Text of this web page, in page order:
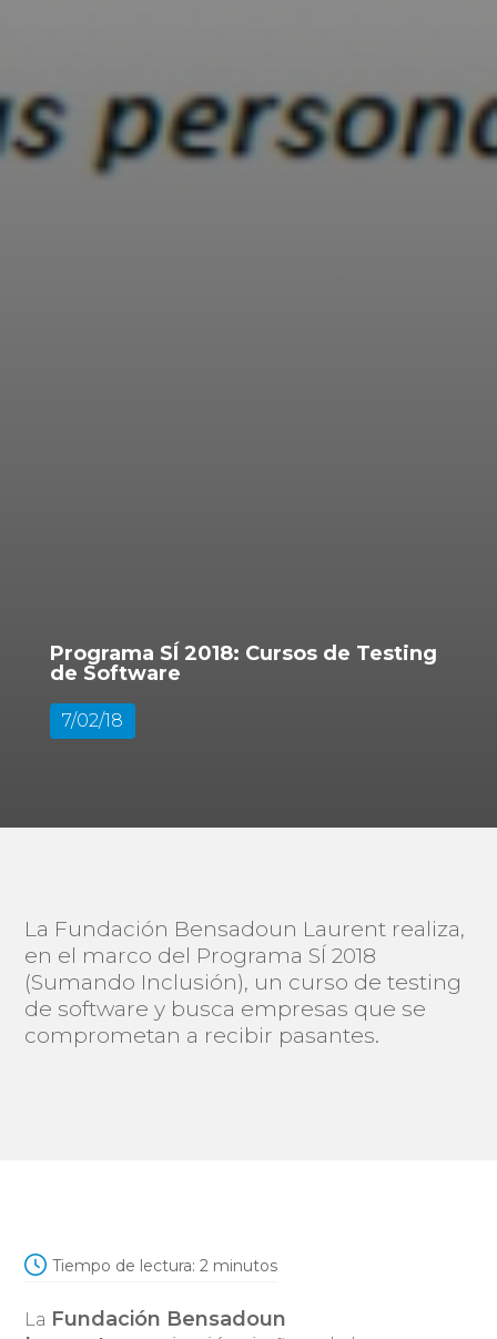
Programa SÍ 2018: Cursos de Testing
de Software
7/02/18
La Fundación Bensadoun Laurent realiza,
en el marco del Programa SÍ 2018
(Sumando Inclusión), un curso de testing
de software y busca empresas que se
comprometan a recibir pasantes.
Tiempo de lectura: 2 minutos
La Fundación Bensadoun